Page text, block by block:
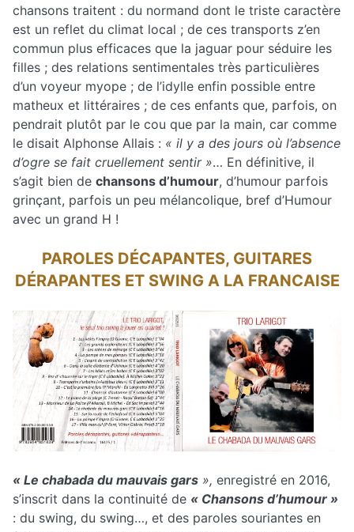
chansons traitent : du normand dont le triste caractère
est un reflet du climat local ; de ces transports z’en
commun plus efficaces que la jaguar pour séduire les
filles ; des relations sentimentales très particulières
d’un voyeur myope ; de l’idylle enfin possible entre
matheux et littéraires ; de ces enfants que, parfois, on
pendrait plutôt par le cou que par la main, car comme
le disait Alphonse Allais : « il y a des jours où l’absence
d’ogre se fait cruellement sentir »… En définitive, il
s’agit bien de chansons d’humour, d’humour parfois
grinçant, parfois un peu mélancolique, bref d’Humour
avec un grand H !
PAROLES DÉCAPANTES, GUITARES
DÉRAPANTES ET SWING A LA FRANCAISE
« Le chabada du mauvais gars », enregistré en 2016,
s’inscrit dans la continuité de « Chansons d’humour »
: du swing, du swing…, et des paroles souriantes en